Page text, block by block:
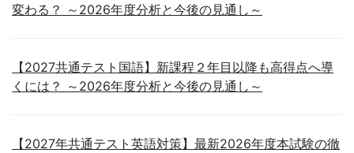
変わる？ ～2026年度分析と今後の見通し～
【2027共通テスト国語】新課程２年目以降も高得点へ導
くには？ ～2026年度分析と今後の見通し～
【2027年共通テスト英語対策】最新2026年度本試験の徹